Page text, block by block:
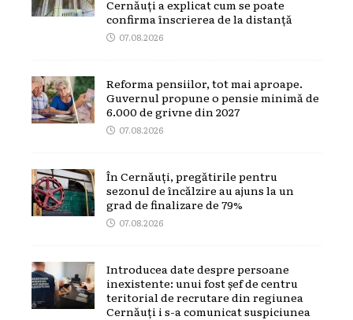
Cernăuți a explicat cum se poate
confirma înscrierea de la distanță
07.08.2026
Reforma pensiilor, tot mai aproape.
Guvernul propune o pensie minimă de
6.000 de grivne din 2027
07.08.2026
În Cernăuți, pregătirile pentru
sezonul de încălzire au ajuns la un
grad de finalizare de 79%
07.08.2026
Introducea date despre persoane
inexistente: unui fost șef de centru
teritorial de recrutare din regiunea
Cernăuți i s-a comunicat suspiciunea